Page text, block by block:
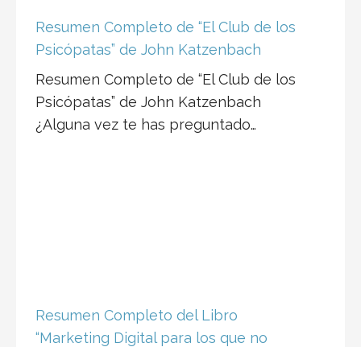
Resumen Completo de “El Club de los
Psicópatas” de John Katzenbach
Resumen Completo de “El Club de los
Psicópatas” de John Katzenbach
¿Alguna vez te has preguntado…
Resumen Completo del Libro
“Marketing Digital para los que no